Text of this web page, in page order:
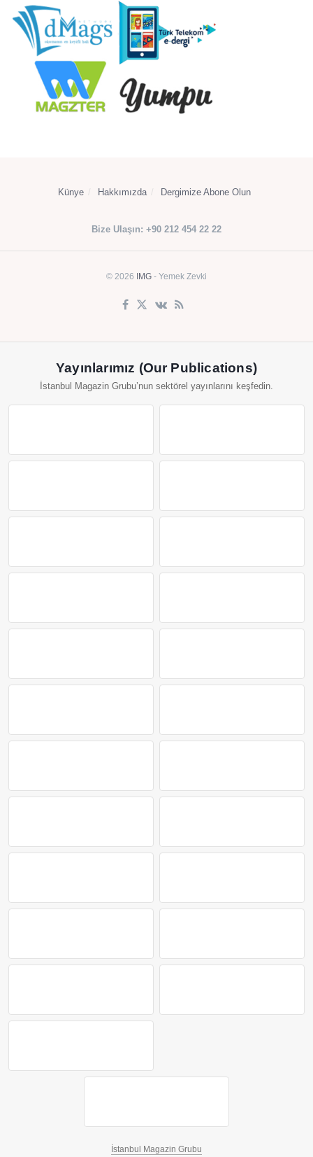
Künye Hakkımızda Dergimize Abone Olun
Bize Ulaşın: +90 212 454 22 22
© 2026 IMG - Yemek Zevki
Yayınlarımız (Our Publications)
İstanbul Magazin Grubu’nun sektörel yayınlarını keşfedin.
İstanbul Magazin Grubu